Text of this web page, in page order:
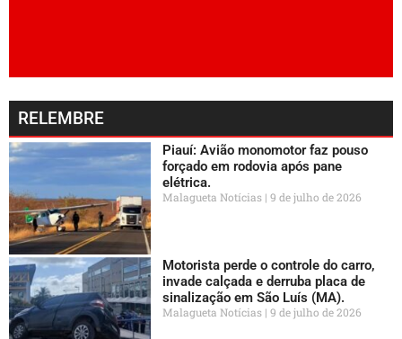
RELEMBRE
Piauí: Avião monomotor faz pouso
forçado em rodovia após pane
elétrica.
Malagueta Notícias 9 de julho de 2026
Motorista perde o controle do carro,
invade calçada e derruba placa de
sinalização em São Luís (MA).
Malagueta Notícias 9 de julho de 2026